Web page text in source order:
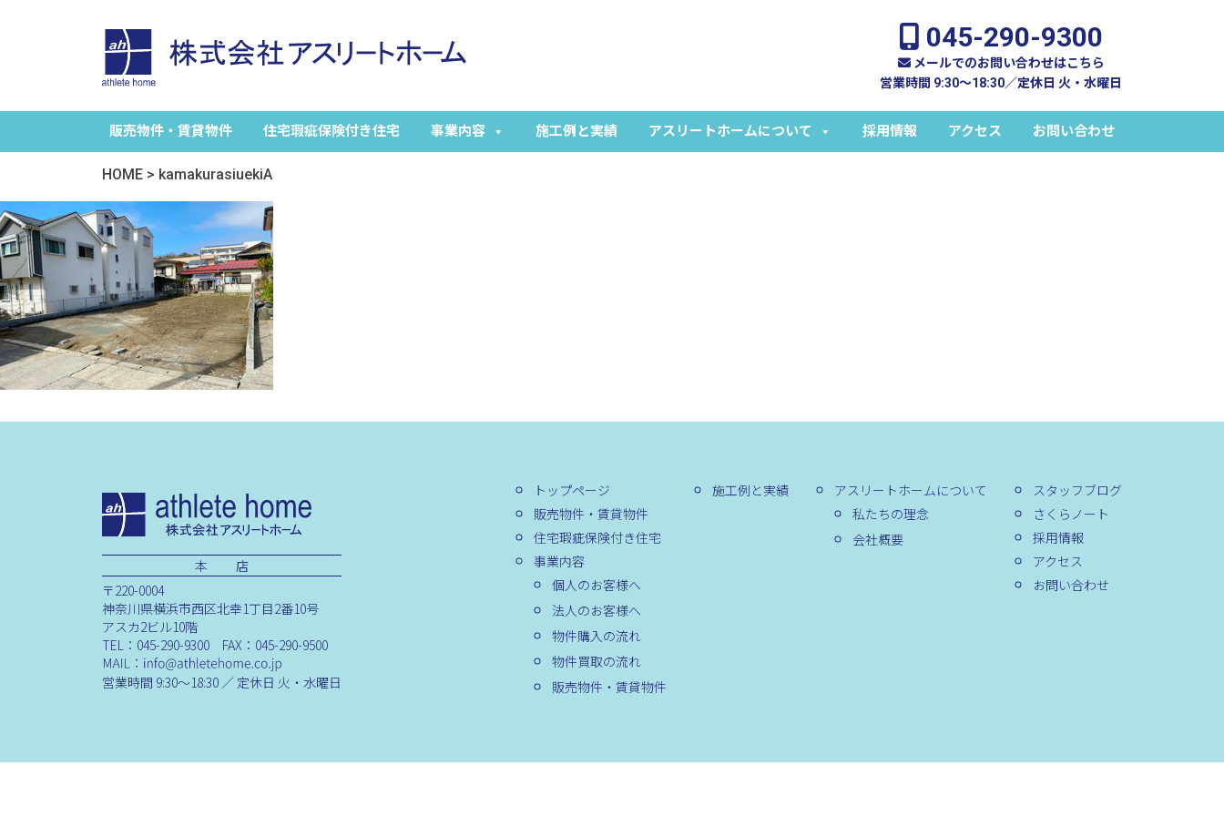
045-290-9300
メールでのお問い合わせはこちら
営業時間 9:30～18:30／定休日 火・水曜日
販売物件・賃貸物件 住宅瑕疵保険付き住宅 事業内容 施工例と実績 アスリートホームについて 採用情報 アクセス お問い合わせ
HOME > kamakurasiuekiA
本 店
〒220-0004
神奈川県横浜市西区北幸1丁目2番10号
アスカ2ビル10階
TEL：045-290-9300 FAX：045-290-9500
営業時間 9:30～18:30 ／ 定休日 火・水曜日
トップページ
販売物件・賃貸物件
住宅瑕疵保険付き住宅
事業内容
個人のお客様へ
法人のお客様へ
物件購入の流れ
物件買取の流れ
販売物件・賃貸物件
施工例と実績
アスリートホームについて
私たちの理念
会社概要
スタッフブログ
さくらノート
採用情報
アクセス
お問い合わせ